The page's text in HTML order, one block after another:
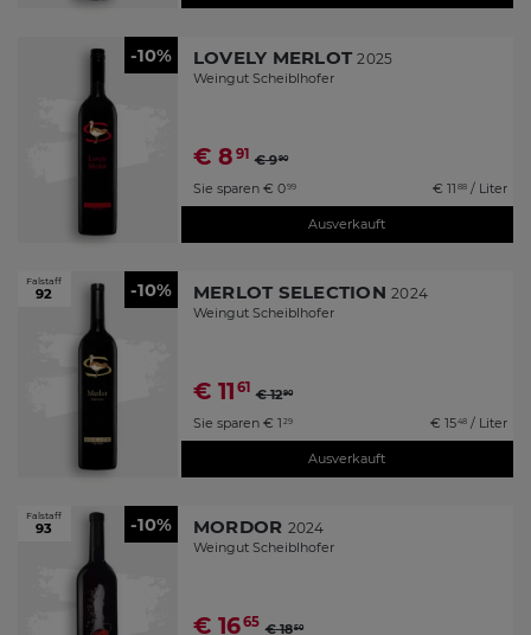
-10% LOVELY MERLOT2025
Weingut Scheiblhofer
€ 8 91 €990
Sie sparen € 099 € 11 88/ Liter
Ausverkauft
Falstaff
92 -10% MERLOT SELECTION2024
Weingut Scheiblhofer
€ 11 61 €1290
Sie sparen € 1 29 € 1548/ Liter
Ausverkauft
Falstaff
93 -10% MORDOR 2024
Weingut Scheiblhofer
€ 1665 €1850